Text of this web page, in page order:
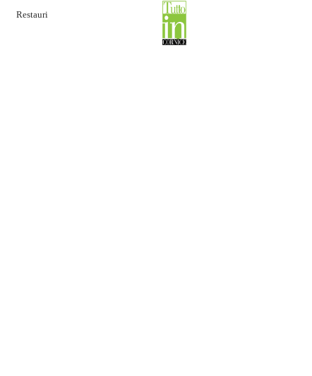
Restauri